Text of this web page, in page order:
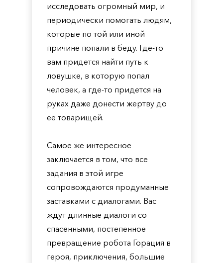
исследовать огромный мир, и
периодически помогать людям,
которые по той или иной
причине попали в беду. Где-то
вам придется найти путь к
ловушке, в которую попал
человек, а где-то придется на
руках даже донести жертву до
ее товарищей.
Самое же интересное
заключается в том, что все
задания в этой игре
сопровождаются продуманные
заставками с диалогами. Вас
ждут длинные диалоги со
спасенными, постепенное
превращение робота Горация в
героя, приключения, большие